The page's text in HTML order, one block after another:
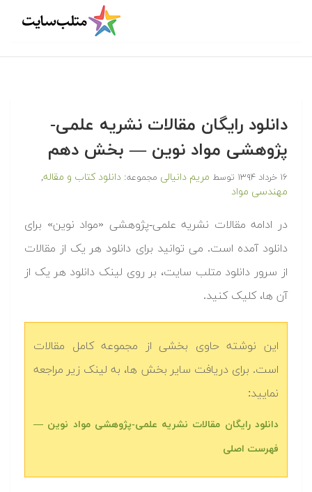
دانلود رایگان مقالات نشریه علمی-
پژوهشی مواد نوین — بخش دهم
۱۶ خرداد ۱۳۹۴ توسط مریم دانیالی مجموعه: دانلود کتاب و مقاله,
مهندسی مواد
در ادامه مقالات نشریه علمی-پژوهشی «مواد نوین» برای
دانلود آمده است. می توانید برای دانلود هر یک از مقالات
از سرور دانلود متلب سایت، بر روی لینک دانلود هر یک از
آن ها، کلیک کنید.
این نوشته حاوی بخشی از مجموعه کامل مقالات
است. برای دریافت سایر بخش ها، به لینک زیر مراجعه
نمایید:
دانلود رایگان مقالات نشریه علمی-پژوهشی مواد نوین —
فهرست اصلی